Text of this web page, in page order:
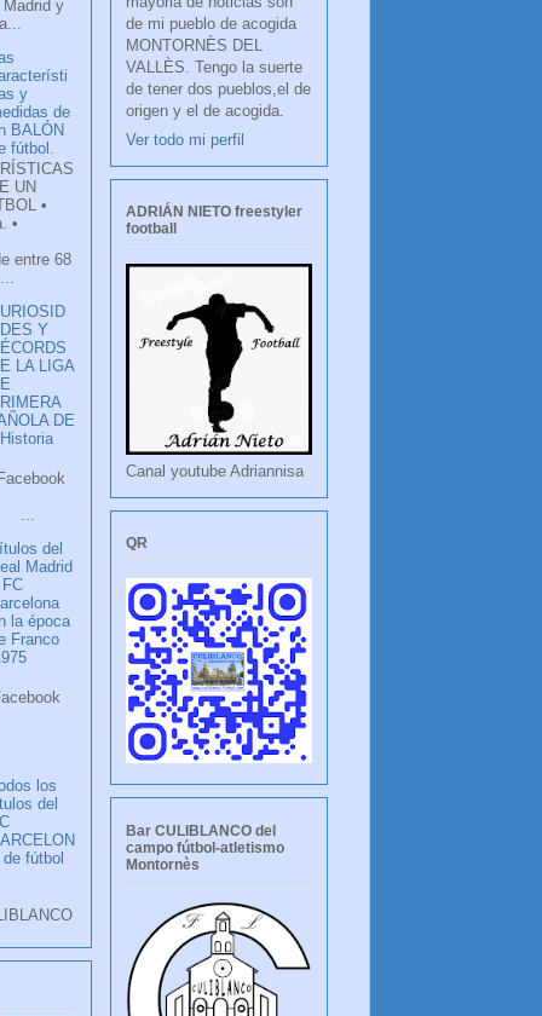
Madrid y
y
de
BALÓN
fútbol.
UN
•
•
entre 68
Y
LA LIGA
DE
del
Madrid
la época
Franco
los
del
de fútbol
de mi pueblo de acogida
MONTORNÈS DEL
VALLÈS. Tengo la suerte
de tener dos pueblos,el de
origen y el de acogida.
Ver todo mi perfil
ADRIÁN NIETO freestyler
football
Canal youtube Adriannisa
QR
Bar CULIBLANCO del
campo fútbol-atletismo
Montornès